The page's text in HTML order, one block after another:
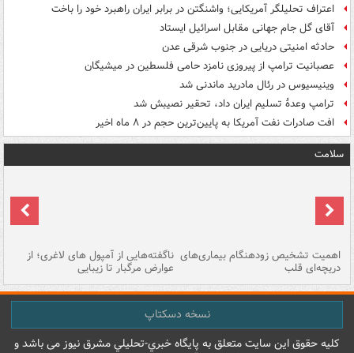
اعتراف تحلیلگر آمریکایی؛ واشنگتن در برابر ایران راهبرد خود را باخت
آقای گل جام جهانی مقابل اسرائیل ایستاد
حادثه امنیتی دریایی در جنوب شرقی عدن
عصبانیت ترامپ از پیروزی نامزد حامی فلسطین در میشیگان
وینیسیوس در رئال مادرید ماندنی شد
ترامپ وعدۀ تسلیم ایران داد، تحقیر نصیبش شد
افت صادرات نفت آمریکا به پایین‌ترین حجم در ۸ ماه اخیر
سلامت
اهمیت تشخیص زودهنگام بیماری‌های
دریچه‌ای قلب
ناگفته‌هایی از آمپول های لاغری؛ از
عوارض مرگبار تا زیبایی
نسخه دسکتاپ
کليه حقوق اين سايت متعلق به پایگاه خبري-تحليلي مشرق نيوز می باشد و